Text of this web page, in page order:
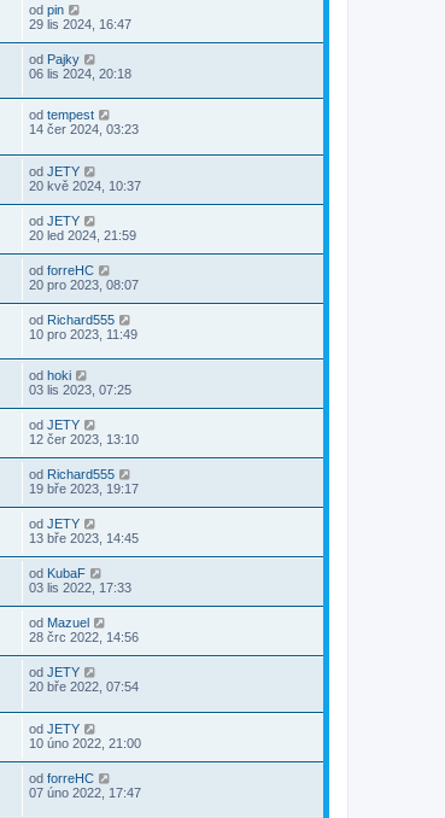
od pin
29 lis 2024, 16:47
od Pajky
06 lis 2024, 20:18
od tempest
14 čer 2024, 03:23
od JETY
20 kvě 2024, 10:37
od JETY
20 led 2024, 21:59
od forreHC
20 pro 2023, 08:07
od Richard555
10 pro 2023, 11:49
od hoki
03 lis 2023, 07:25
od JETY
12 čer 2023, 13:10
od Richard555
19 bře 2023, 19:17
od JETY
13 bře 2023, 14:45
od KubaF
03 lis 2022, 17:33
od Mazuel
28 črc 2022, 14:56
od JETY
20 bře 2022, 07:54
od JETY
10 úno 2022, 21:00
od forreHC
07 úno 2022, 17:47